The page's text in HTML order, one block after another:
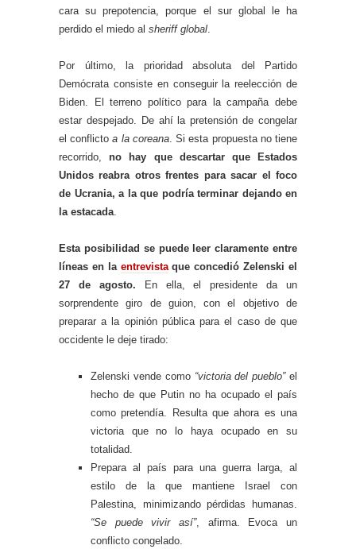
cara su prepotencia, porque el sur global le ha
perdido el miedo al sheriff global.
Por último, la prioridad absoluta del Partido
Demócrata consiste en conseguir la reelección de
Biden. El terreno político para la campaña debe
estar despejado. De ahí la pretensión de congelar
el conflictoa la coreana. Si esta propuesta no tiene
recorrido,no hay que descartar que Estados
Unidos reabra otros frentes para sacar el foco
de Ucrania, a la que podría terminar dejando en
la estacada.
Esta posibilidad se puede leer claramente entre
líneas en la entrevistaque concedió Zelenski el
27 de agosto. En ella, el presidente da un
sorprendente giro de guion, con el objetivo de
preparar a la opinión pública para el caso de que
occidente le deje tirado:
Zelenski vende como “victoria del pueblo”el
hecho de que Putin no ha ocupado el país
como pretendía. Resulta que ahora es una
victoria que no lo haya ocupado en su
totalidad.
Prepara al país para una guerra larga, al
estilo de la que mantiene Israel con
Palestina, minimizando pérdidas humanas.
“Se puede vivir así”, afirma. Evoca un
conflicto congelado.